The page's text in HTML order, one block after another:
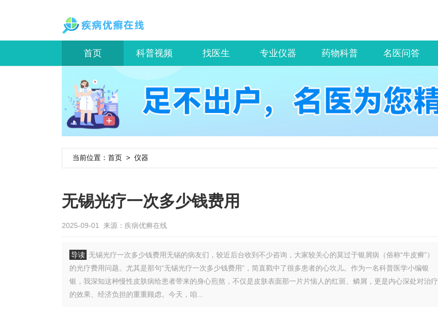
首页 科普视频 找医生 专业仪器 药物科普 名医问答
当前位置： 首页 > 仪器
无锡光疗一次多少钱费用
2025-09-01 来源： 疾病优癣在线
导读 无锡光疗一次多少钱费用无锡的病友们，较近后台收到不少咨询，大家较关心的莫过于银屑病（俗称“牛皮癣”）
的光疗费用问题。尤其是那句“无锡光疗一次多少钱费用”，简直戳中了很多患者的心坎儿。作为一名科普医学小编银
银，我深知这种慢性皮肤病给患者带来的身心煎熬，不仅是皮肤表面那一片片恼人的红斑、鳞屑，更是内心深处对治疗
的效果、经济负担的重重顾虑。今天，咱...